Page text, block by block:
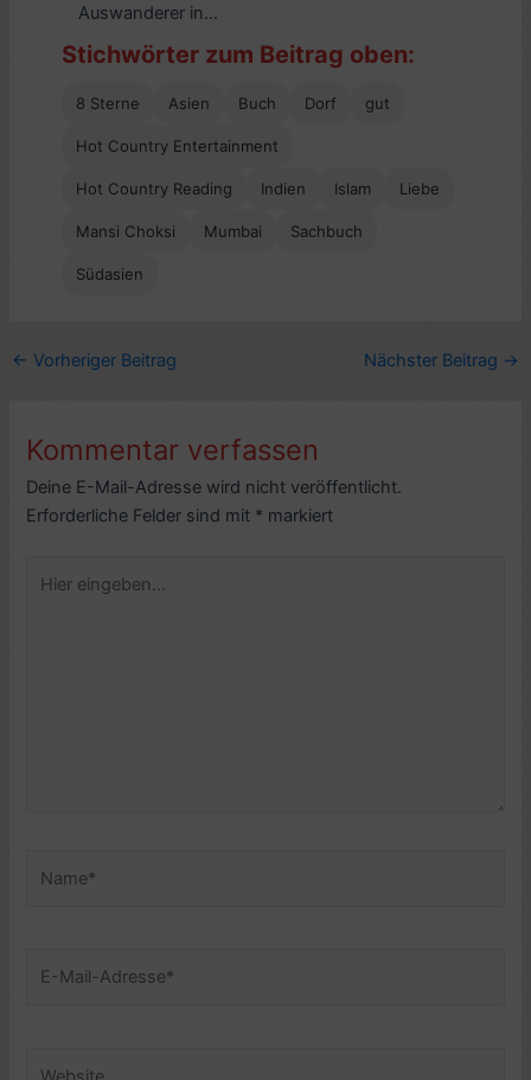
Auswanderer in...
Stichwörter zum Beitrag oben:
8 Sterne Asien Buch Dorf gut
Hot Country Entertainment
Hot Country Reading Indien Islam Liebe
Mansi Choksi Mumbai Sachbuch
Südasien
← Vorheriger Beitrag Nächster Beitrag →
Kommentar verfassen
Deine E-Mail-Adresse wird nicht veröffentlicht.
Erforderliche Felder sind mit * markiert
eingeben…
Mail-